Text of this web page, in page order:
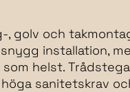
golv och
installation,
helst.
sanitetskrav